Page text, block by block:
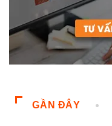
GẦN ĐÂY